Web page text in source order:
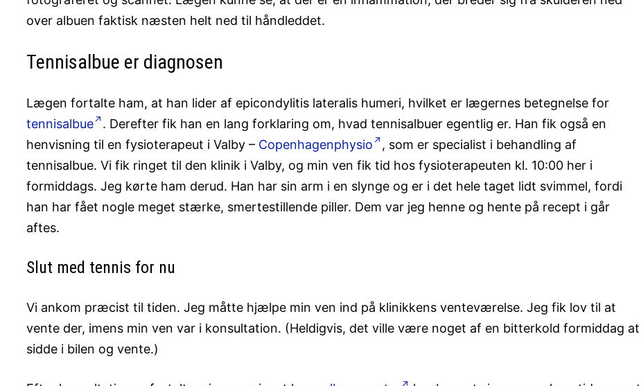
over albuen faktisk næsten helt ned til håndleddet.
Tennisalbue er diagnosen
Lægen fortalte ham, at han lider af epicondylitis lateralis humeri, hvilket er lægernes betegnelse for
tennisalbue
. Derefter fik han en lang forklaring om, hvad tennisalbuer egentlig er. Han fik også en
henvisning til en fysioterapeut i Valby – Copenhagenphysio
, som er specialist i behandling af
tennisalbue. Vi fik ringet til den klinik i Valby, og min ven fik tid hos fysioterapeuten kl. 10:00 her i
formiddags. Jeg kørte ham derud. Han har sin arm i en slynge og er i det hele taget lidt svimmel, fordi
han har fået nogle meget stærke, smertestillende piller. Dem var jeg henne og hente på recept i går
aftes.
Slut med tennis for nu
Vi ankom præcist til tiden. Jeg måtte hjælpe min ven ind på klinikkens venteværelse. Jeg fik lov til at
vente der, imens min ven var i konsultation. (Heldigvis, det ville være noget af en bitterkold formiddag at
sidde i bilen og vente.)